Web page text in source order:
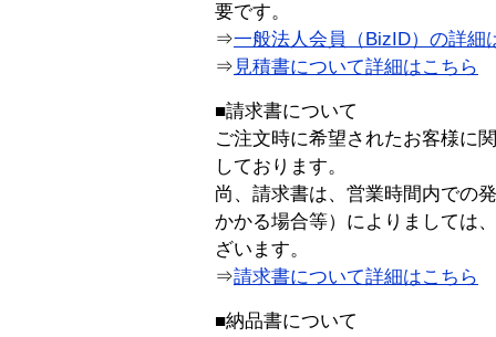
要です。
⇒一般法人会員（BizID）の詳細
⇒ 見積書について詳細はこちら
■請求書について
ご注文時に希望されたお客様に
しております。
尚、請求書は、営業時間内での
かかる場合等）によりましては
ざいます。
⇒請求書について詳細はこちら
■納品書について